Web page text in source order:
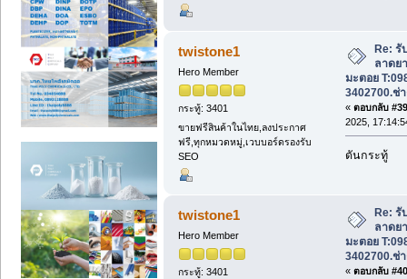
twistone1
Hero Member
กระทู้: 3401
ขายฟรีสินค้าในไทย,ลงประกาศ
ฟรี,ทุกหมวดหมู่,เวบบอร์ดรองรับ
SEO
Re: รั
ลาดย
มะตอย
3402700.ช่
« ตอบกลับ
2025,
ดันกระทู้
twistone1
Hero Member
กระทู้: 3401
Re: รั
ลาดย
มะตอย
3402700.ช่
« ตอบกลับ